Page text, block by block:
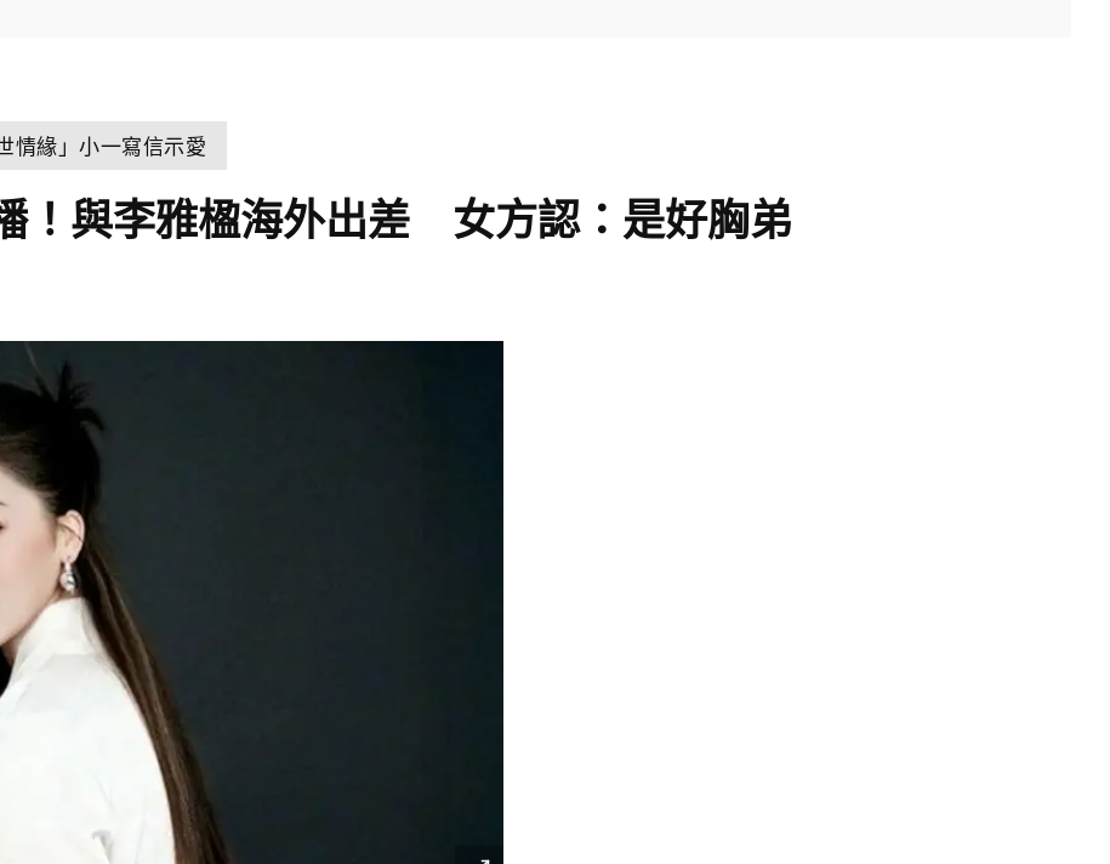
情緣」小一寫信示愛
！與李雅楹海外出差 女方認：是好胸弟